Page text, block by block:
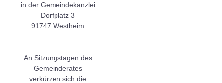
in der Gemeindekanzlei
Dorfplatz 3
91747 Westheim
An Sitzungstagen des
Gemeinderates
verkürzen sich die